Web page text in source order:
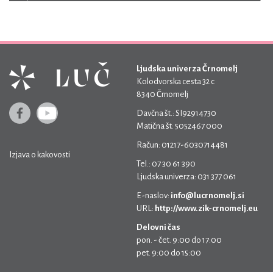
Izjava o kakovosti
Ljudska univerza Črnomelj
Kolodvorska cesta 32 c
8340 Črnomelj
Davčna št.: SI92914730
Matična št: 5052467 000
Račun: 01217-6030714481
Tel.: 07 30 61 390
Ljudska univerza: 031 377 061
E-naslov: info@lucrnomelj.si
URL: http://www.zik-crnomelj.eu
Delovni čas
pon. - čet. 9:00 do 17:00
pet. 9:00 do 15:00